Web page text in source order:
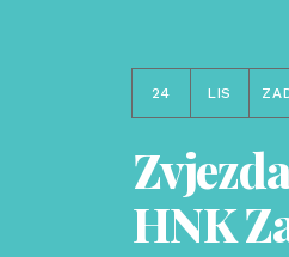
24 LIS
HNK